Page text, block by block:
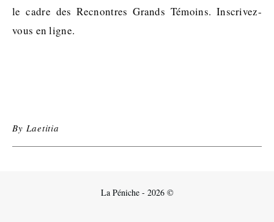
le cadre des Recnontres Grands Témoins. Inscrivez-
vous en ligne.
ByLaetitia
La Péniche - 2026 ©